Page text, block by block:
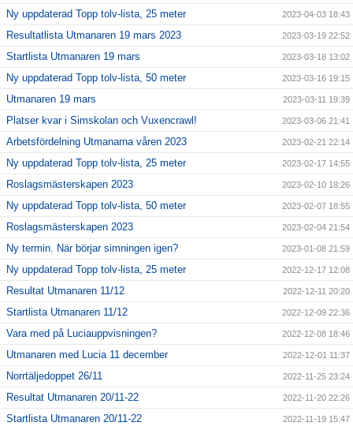
Ny uppdaterad Topp tolv-lista, 25 meter 2023-04-03 18:43
Resultatlista Utmanaren 19 mars 2023 2023-03-19 22:52
Startlista Utmanaren 19 mars 2023-03-18 13:02
Ny uppdaterad Topp tolv-lista, 50 meter 2023-03-16 19:15
Utmanaren 19 mars 2023-03-11 19:39
Platser kvar i Simskolan och Vuxencrawl! 2023-03-06 21:41
Arbetsfördelning Utmanarna våren 2023 2023-02-21 22:14
Ny uppdaterad Topp tolv-lista, 25 meter 2023-02-17 14:55
Roslagsmästerskapen 2023 2023-02-10 18:26
Ny uppdaterad Topp tolv-lista, 50 meter 2023-02-07 18:55
Roslagsmästerskapen 2023 2023-02-04 21:54
Ny termin. När börjar simningen igen? 2023-01-08 21:59
Ny uppdaterad Topp tolv-lista, 25 meter 2022-12-17 12:08
Resultat Utmanaren 11/12 2022-12-11 20:20
Startlista Utmanaren 11/12 2022-12-09 22:36
Vara med på Luciauppvisningen? 2022-12-08 18:46
Utmanaren med Lucia 11 december 2022-12-01 11:37
Norrtäljedoppet 26/11 2022-11-25 23:24
Resultat Utmanaren 20/11-22 2022-11-20 22:26
Startlista Utmanaren 20/11-22 2022-11-19 15:47